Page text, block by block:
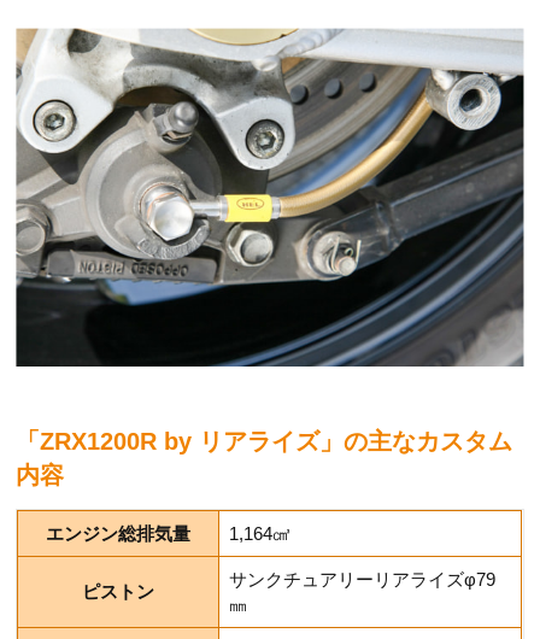
「ZRX1200R by リアライズ」の主なカスタム
内容
エンジン総排気量 1,164㎤
ピストン
サンクチュアリーリアライズφ79
㎜